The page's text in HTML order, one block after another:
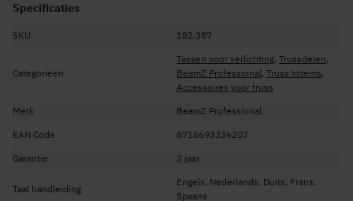
Specificaties
SKU 182.387
Categorieën
Tassen voor verlichting, Trussdelen,
BeamZ Professional, Truss totems,
Accessoires voor truss
Merk
BeamZ Professional
EAN Code
8715693336207
Garantie
2 jaar
Taal handleiding
Engels, Nederlands, Duits, Frans,
Spaans